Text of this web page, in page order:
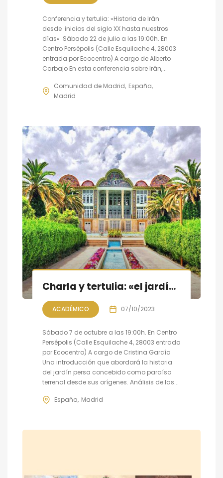
Conferencia y tertulia: «Historia de Irán
desde inicios del siglo XX hasta nuestros
días» Sábado 22 de julio a las 19:00h. En
Centro Persépolis (Calle Esquilache 4, 28003
entrada por Ecocentro) A cargo de Alberto
Carbajo En esta conferencia sobre Irán,...
Comunidad de Madrid España
Madrid
Charla y tertulia: «el jardín persa, un paraíso en la tierra»
ACADÉMICO 07/10/2023
Sábado 7 de octubre a las 19:00h. En Centro
Persépolis (Calle Esquilache 4, 28003 entrada
por Ecocentro) A cargo de Cristina García
Una introducción que abordará la historia
del jardín persa concebido como paraíso
terrenal desde sus orígenes. Análisis de las...
España Madrid